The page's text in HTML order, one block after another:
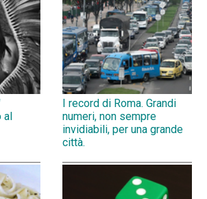
al
I record di Roma. Grandi
numeri, non sempre
invidiabili, per una grande
città.